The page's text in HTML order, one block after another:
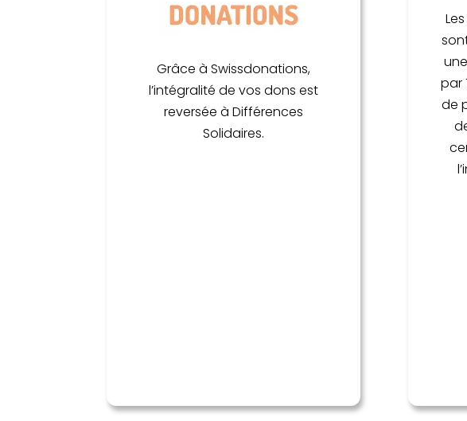
Grâce à Swissdonations,
l’intégralité de vos dons est
reversée à Différences
Solidaires.
par
de